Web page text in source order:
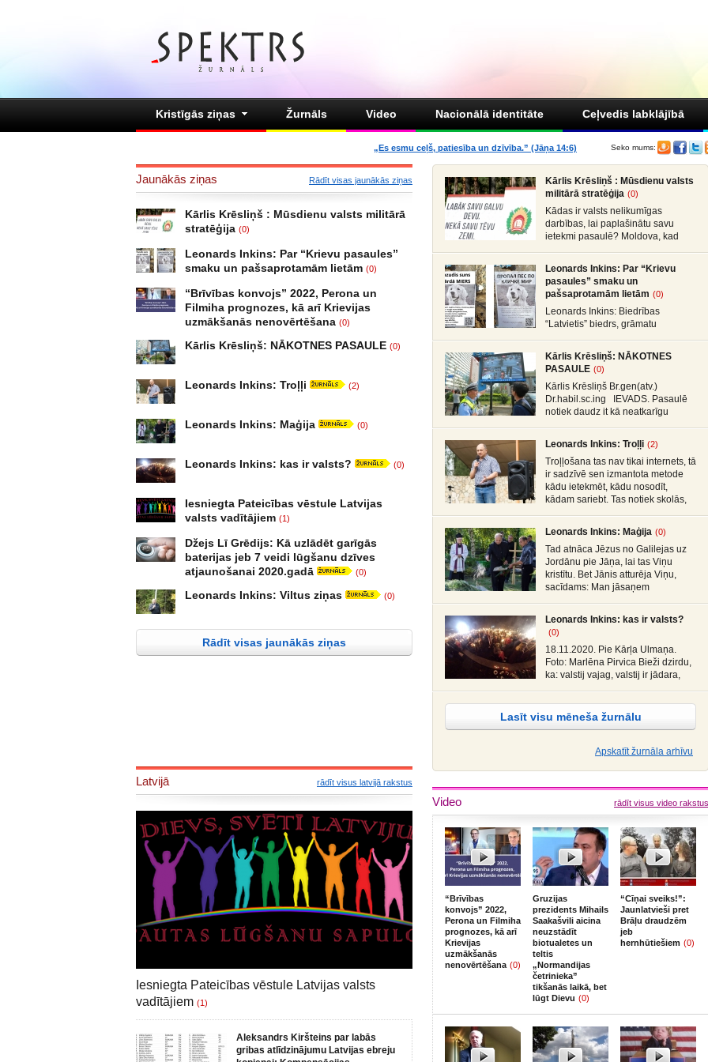
Kristīgās ziņas Žurnāls Video Nacionālā identitāte Ceļvedis labklājībā
Seko mums:
„Es esmu ceļš, patiesība un dzīvība.” (Jāņa 14:6)
Jaunākās ziņas Rādīt visas jaunākās ziņas
Kārlis Krēsliņš : Mūsdienu valsts militārā
stratēģija (0)
Leonards Inkins: Par “Krievu pasaules”
smaku un pašsaprotamām lietām (0)
“Brīvības konvojs” 2022, Perona un
Filmiha prognozes, kā arī Krievijas
uzmākšanās nenovērtēšana (0)
Kārlis Krēsliņš: NĀKOTNES PASAULE (0)
Leonards Inkins: Troļļi (2)
Leonards Inkins: Maģija (0)
Leonards Inkins: kas ir valsts? (0)
Iesniegta Pateicības vēstule Latvijas
valsts vadītājiem (1)
Džejs Lī Grēdijs: Kā uzlādēt garīgās
baterijas jeb 7 veidi lūgšanu dzīves
atjaunošanai 2020.gadā
(0)
Leonards Inkins: Viltus ziņas (0)
Rādīt visas jaunākās ziņas
Latvijā rādīt visus latvijā rakstus
Iesniegta Pateicības vēstule Latvijas valsts
vadītājiem (1)
Aleksandrs Kiršteins par labās
gribas atlīdzinājumu Latvijas ebreju
Kārlis Krēsliņš : Mūsdienu valsts
militārā stratēģija (0)
Kādas ir valsts nelikumīgas
darbības, lai paplašinātu savu
ietekmi pasaulē? Moldova, kad
Leonards Inkins: Par “Krievu
pasaules” smaku un
pašsaprotamām lietām (0)
Leonards Inkins: Biedrības
“Latvietis” biedrs, grāmatu
daļa. Atgriešanās, Neizmantoto
iespēju laiks Smēķētāji Kāds mans
draugs publicējot facebūkā dažus
Kārlis Krēsliņš: NĀKOTNES
PASAULE (0)
Kārlis Krēsliņš Br.gen(atv.)
Dr.habil.sc.ing IEVADS. Pasaulē
notiek daudz it kā neatkarīgu
sašķelšanās divās diezgan
radikālās
Leonards Inkins: Troļļi (2)
Troļļošana tas nav tikai internets, tā
ir sadzīvē sen izmantota metode
kādu ietekmēt, kādu nosodīt,
kādam sariebt. Tas notiek skolās,
Leonards Inkins: Maģija (0)
Tad atnāca Jēzus no Galilejas uz
Jordānu pie Jāņa, lai tas Viņu
kristītu. Bet Jānis atturēja Viņu,
sacīdams: Man jāsaņem
Leonards Inkins: kas ir valsts?
(0)
18.11.2020. Pie Kārļa Ulmaņa.
Foto: Marlēna Pirvica Bieži dzirdu,
ka: valstij vajag, valstij ir jādara,
Lasīt visu mēneša žurnālu
Apskatīt žurnāla arhīvu
Video rādīt visus video rakstus
“Brīvības
konvojs” 2022,
Perona un Filmiha
prognozes, kā arī
Krievijas
uzmākšanās
nenovērtēšana (0)
Gruzijas
prezidents Mihails
Saakašvili aicina
neuzstādīt
biotualetes un
teltis
„Normandijas
četrinieka”
tikšanās laikā, bet
lūgt Dievu (0)
“Cīņai sveiks!”:
Jaunlatvieši pret
Brāļu draudzēm
jeb
hernhūtiešiem (0)